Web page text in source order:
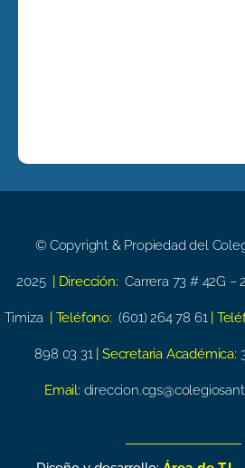
© Copyright & Propiedad del
2025 | Dirección: Carrera 73 # 42G –
Timiza | Teléfono: (601) 264 78 61 |
898 03 31 | Secretaria Académica:
Email: